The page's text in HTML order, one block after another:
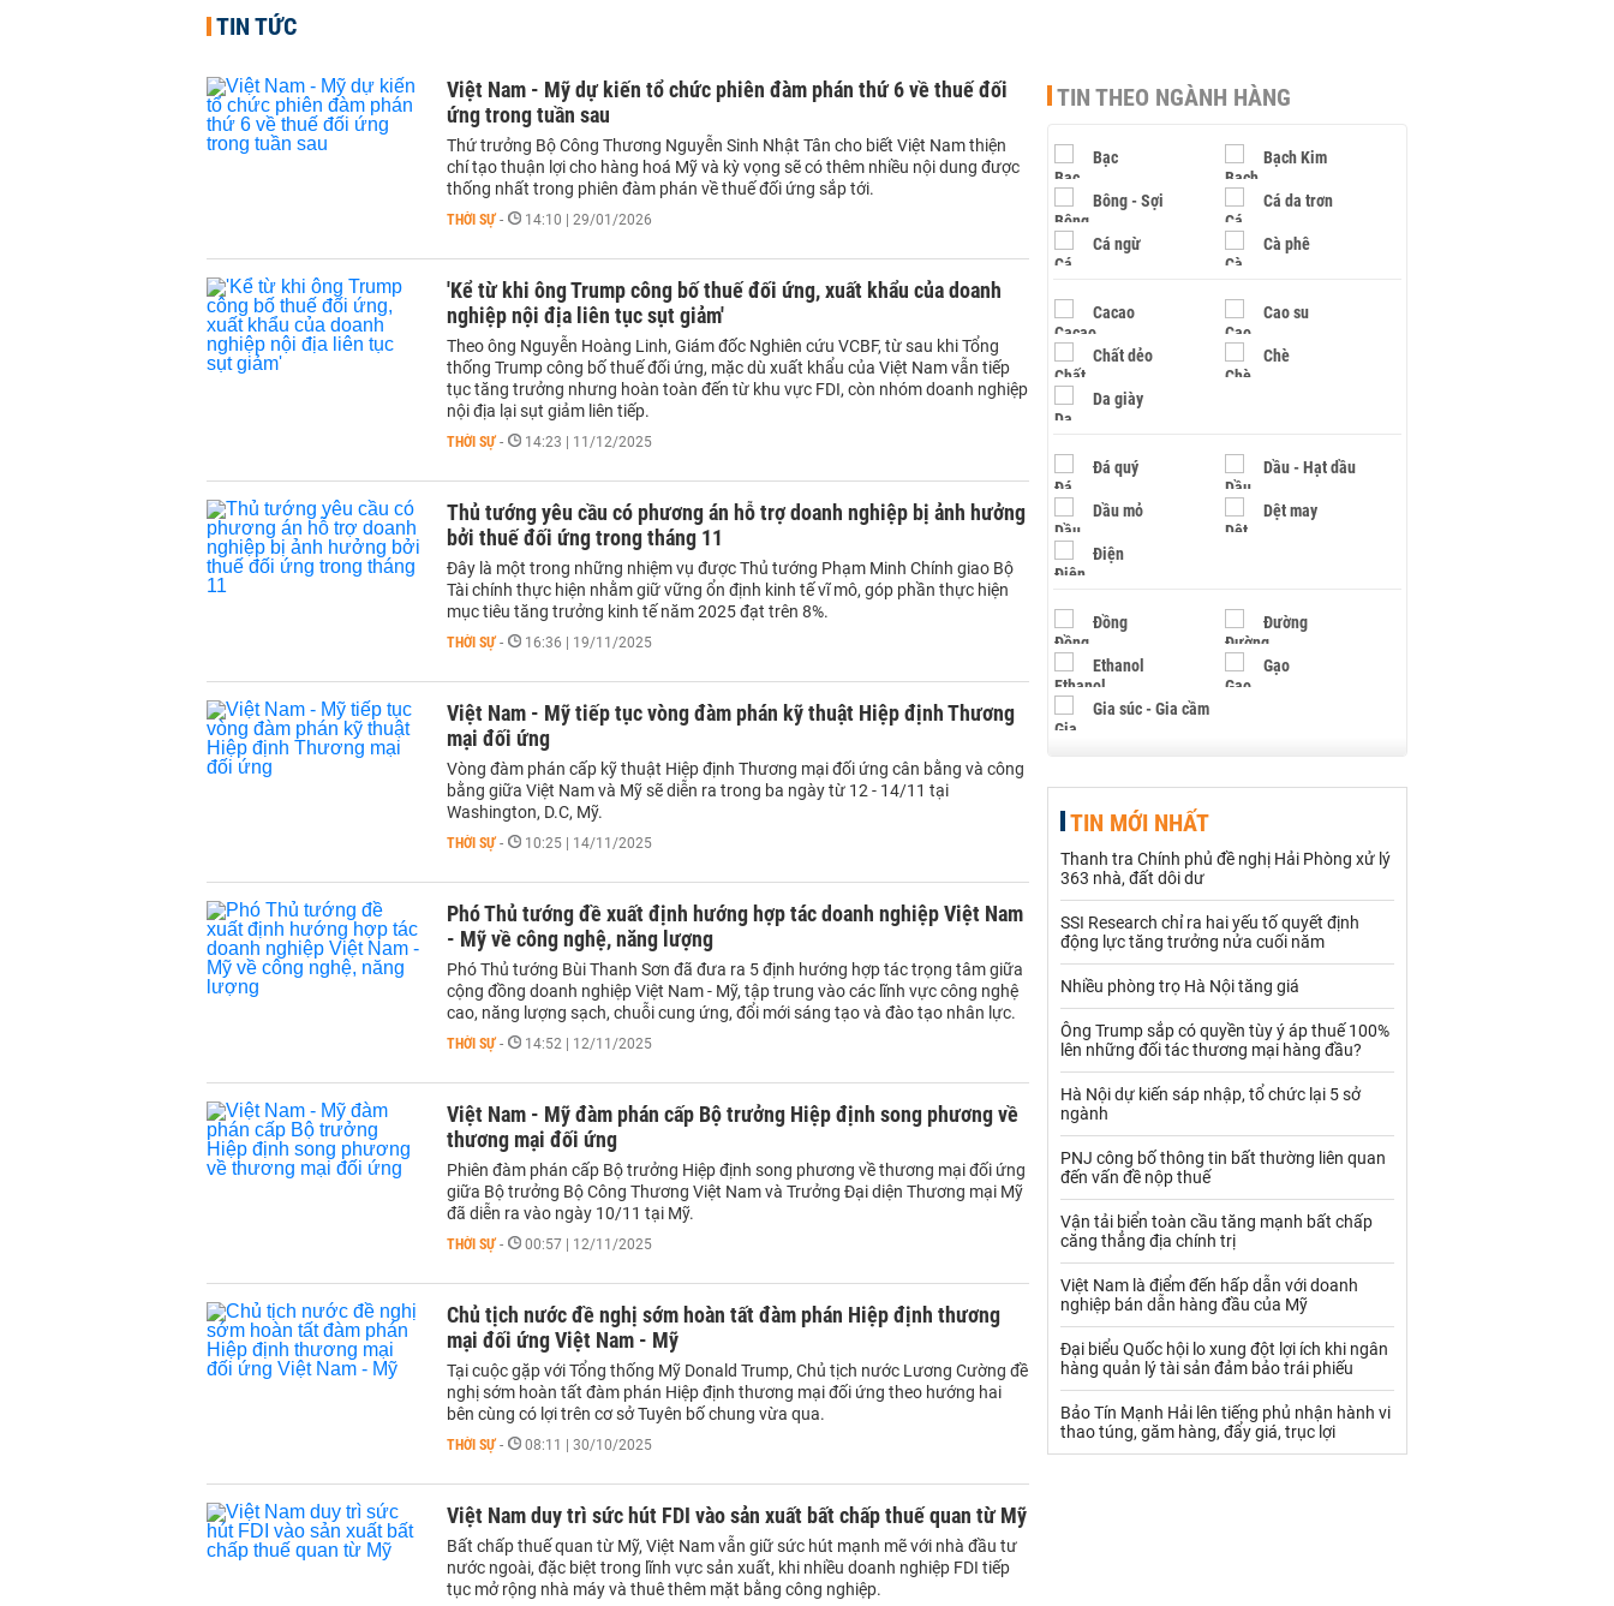
TIN TỨC
Việt Nam - Mỹ dự kiến tổ chức phiên đàm phán thứ 6 về thuế đối
ứng trong tuần sau
Thứ trưởng Bộ Công Thương Nguyễn Sinh Nhật Tân cho biết Việt Nam thiện
chí tạo thuận lợi cho hàng hoá Mỹ và kỳ vọng sẽ có thêm nhiều nội dung được
thống nhất trong phiên đàm phán về thuế đối ứng sắp tới.
THỜI SỰ - 14:10 | 29/01/2026
'Kể từ khi ông Trump công bố thuế đối ứng, xuất khẩu của doanh
nghiệp nội địa liên tục sụt giảm'
Theo ông Nguyễn Hoàng Linh, Giám đốc Nghiên cứu VCBF, từ sau khi Tổng
thống Trump công bố thuế đối ứng, mặc dù xuất khẩu của Việt Nam vẫn tiếp
tục tăng trưởng nhưng hoàn toàn đến từ khu vực FDI, còn nhóm doanh nghiệp
nội địa lại sụt giảm liên tiếp.
THỜI SỰ - 14:23 | 11/12/2025
Thủ tướng yêu cầu có phương án hỗ trợ doanh nghiệp bị ảnh hưởng
bởi thuế đối ứng trong tháng 11
Đây là một trong những nhiệm vụ được Thủ tướng Phạm Minh Chính giao Bộ
Tài chính thực hiện nhằm giữ vững ổn định kinh tế vĩ mô, góp phần thực hiện
mục tiêu tăng trưởng kinh tế năm 2025 đạt trên 8%.
THỜI SỰ - 16:36 | 19/11/2025
Việt Nam - Mỹ tiếp tục vòng đàm phán kỹ thuật Hiệp định Thương
mại đối ứng
Vòng đàm phán cấp kỹ thuật Hiệp định Thương mại đối ứng cân bằng và công
bằng giữa Việt Nam và Mỹ sẽ diễn ra trong ba ngày từ 12 - 14/11 tại
Washington, D.C, Mỹ.
THỜI SỰ - 10:25 | 14/11/2025
Phó Thủ tướng đề xuất định hướng hợp tác doanh nghiệp Việt Nam
- Mỹ về công nghệ, năng lượng
Phó Thủ tướng Bùi Thanh Sơn đã đưa ra 5 định hướng hợp tác trọng tâm giữa
cộng đồng doanh nghiệp Việt Nam - Mỹ, tập trung vào các lĩnh vực công nghệ
cao, năng lượng sạch, chuỗi cung ứng, đổi mới sáng tạo và đào tạo nhân lực.
THỜI SỰ - 14:52 | 12/11/2025
Việt Nam - Mỹ đàm phán cấp Bộ trưởng Hiệp định song phương về
thương mại đối ứng
Phiên đàm phán cấp Bộ trưởng Hiệp định song phương về thương mại đối ứng
giữa Bộ trưởng Bộ Công Thương Việt Nam và Trưởng Đại diện Thương mại Mỹ
đã diễn ra vào ngày 10/11 tại Mỹ.
THỜI SỰ - 00:57 | 12/11/2025
Chủ tịch nước đề nghị sớm hoàn tất đàm phán Hiệp định thương
mại đối ứng Việt Nam - Mỹ
Tại cuộc gặp với Tổng thống Mỹ Donald Trump, Chủ tịch nước Lương Cường đề
nghị sớm hoàn tất đàm phán Hiệp định thương mại đối ứng theo hướng hai
bên cùng có lợi trên cơ sở Tuyên bố chung vừa qua.
THỜI SỰ - 08:11 | 30/10/2025
Việt Nam duy trì sức hút FDI vào sản xuất bất chấp thuế quan từ Mỹ
Bất chấp thuế quan từ Mỹ, Việt Nam vẫn giữ sức hút mạnh mẽ với nhà đầu tư
nước ngoài, đặc biệt trong lĩnh vực sản xuất, khi nhiều doanh nghiệp FDI tiếp
tục mở rộng nhà máy và thuê thêm mặt bằng công nghiệp.
TIN THEO NGÀNH HÀNG
Bạc Bạch Kim
Bông - Sợi Cá da trơn
Cá ngừ Cà phê
Cacao Cao su
Chất dẻo Chè
Da giày
Đá quý Dầu - Hạt dầu
Dầu mỏ Dệt may
Điện
Đồng Đường
Ethanol Gạo
Gia súc - Gia cầm
Hạt điều
Khí đốt
Kim loại khác Mắc ca
Muối Ngũ cốc
Nhựa - Hạt nhựa
Palladium Phân bón
Sữa
Than
Thủy hải sản khác Tôm
Vàng
VLXD khác Xăng dầu
Xi măng - Clynker
TIN MỚI NHẤT
Thanh tra Chính phủ đề nghị Hải Phòng xử lý
363 nhà, đất dôi dư
SSI Research chỉ ra hai yếu tố quyết định
động lực tăng trưởng nửa cuối năm
Nhiều phòng trọ Hà Nội tăng giá
Ông Trump sắp có quyền tùy ý áp thuế 100%
lên những đối tác thương mại hàng đầu?
Hà Nội dự kiến sáp nhập, tổ chức lại 5 sở
ngành
PNJ công bố thông tin bất thường liên quan
đến vấn đề nộp thuế
Vận tải biển toàn cầu tăng mạnh bất chấp
căng thẳng địa chính trị
Việt Nam là điểm đến hấp dẫn với doanh
nghiệp bán dẫn hàng đầu của Mỹ
Đại biểu Quốc hội lo xung đột lợi ích khi ngân
hàng quản lý tài sản đảm bảo trái phiếu
Bảo Tín Mạnh Hải lên tiếng phủ nhận hành vi
thao túng, găm hàng, đẩy giá, trục lợi